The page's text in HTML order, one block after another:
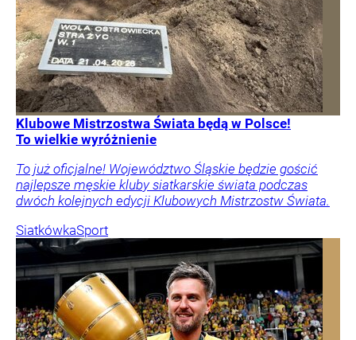
Klubowe Mistrzostwa Świata będą w Polsce!
To wielkie wyróżnienie
To już oficjalne! Województwo Śląskie będzie gościć
najlepsze męskie kluby siatkarskie świata podczas
dwóch kolejnych edycji Klubowych Mistrzostw Świata.
SiatkówkaSport